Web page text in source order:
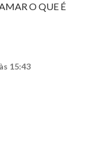
O QUE É
15:43